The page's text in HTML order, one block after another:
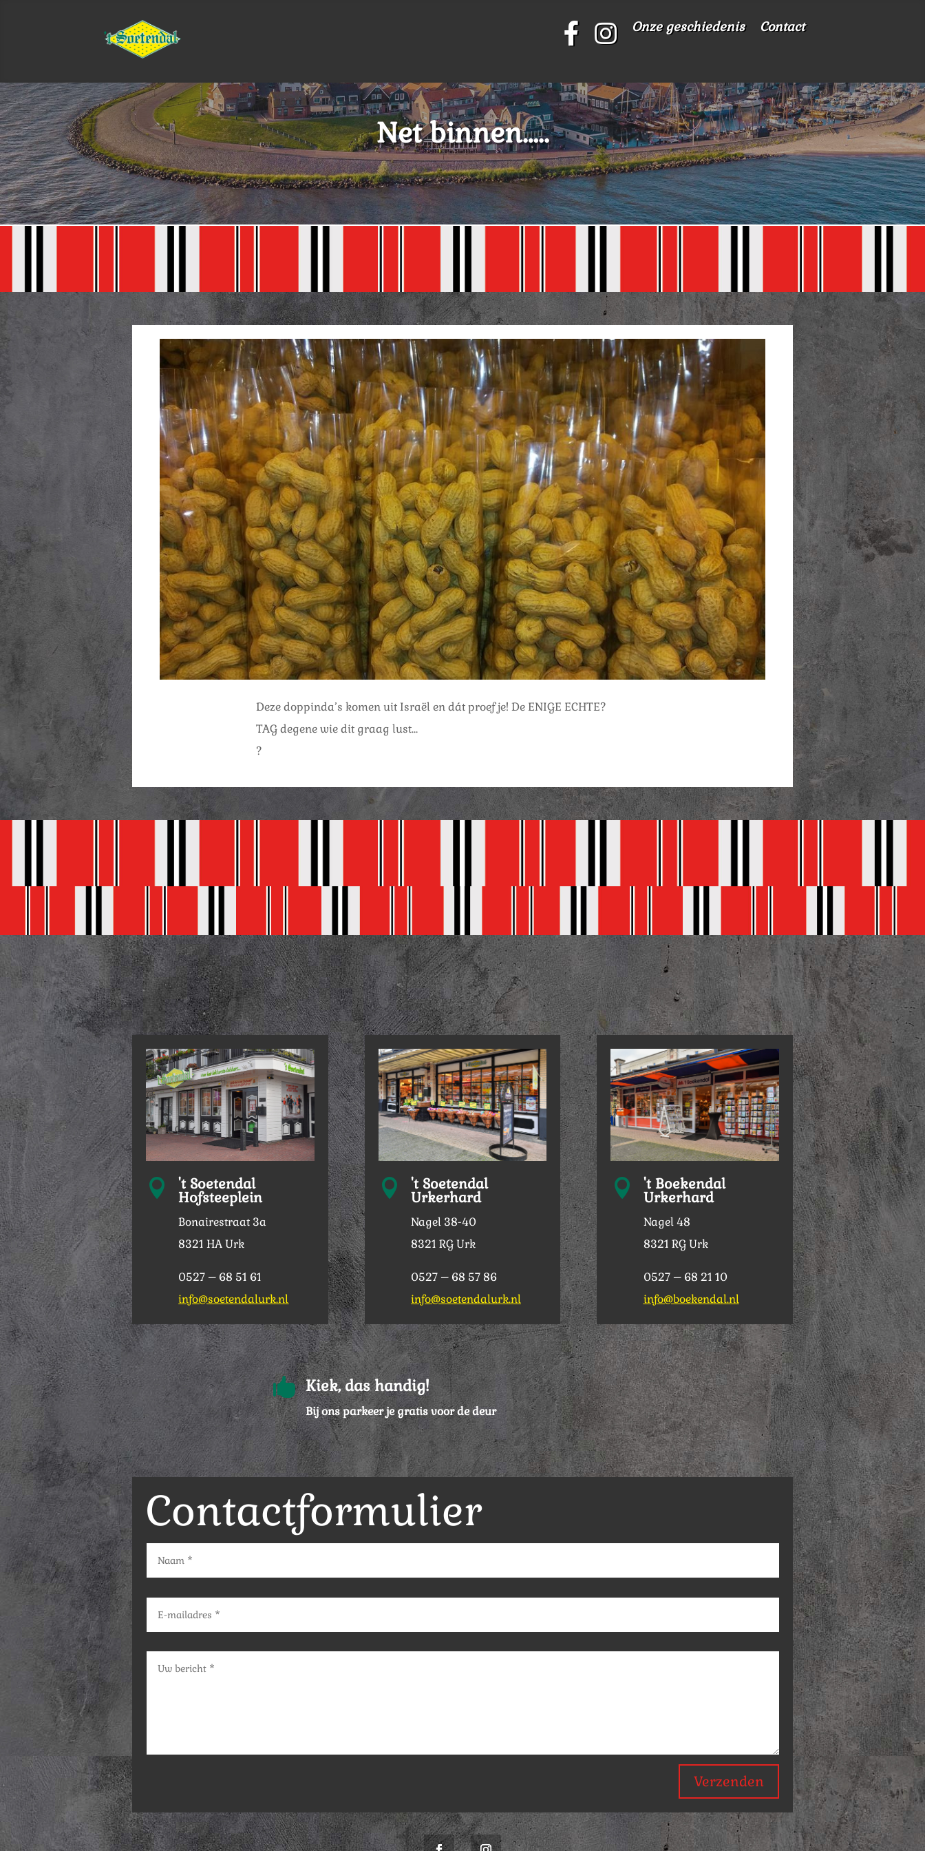
Onze geschiedenis Contact
Net binnen…..
Deze doppinda’s komen uit Israël en dát proef je! De ENIGE ECHTE?
TAG degene wie dit graag lust…
?
 't Soetendal
Hofsteeplein
Bonairestraat 3a
8321 HA Urk
0527 – 68 51 61
info@soetendalurk.nl
 't Soetendal
Urkerhard
Nagel 38-40
8321 RG Urk
0527 – 68 57 86
info@soetendalurk.nl
 't Boekendal
Urkerhard
Nagel 48
8321 RG Urk
0527 – 68 21 10
info@boekendal.nl
 Kiek, das handig!
Bij ons parkeer je gratis voor de deur
Contactformulier
Verzenden